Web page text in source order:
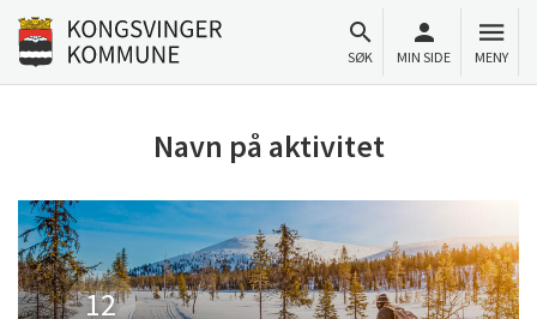
Til innhold
Gå til forsiden
SØK MIN SIDE MENY
Navn på aktivitet
12